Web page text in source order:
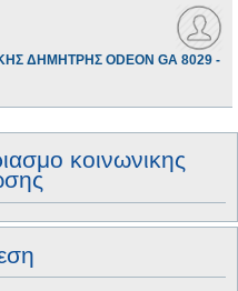
ΔΗΜΗΤΡΗΣ ODEON GA 8029 -
κοινωνικης